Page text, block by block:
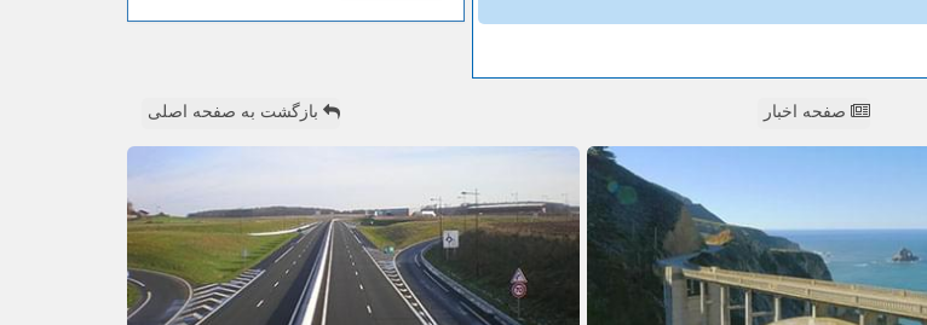
صفحه اخبار بازگشت به صفحه اصلی